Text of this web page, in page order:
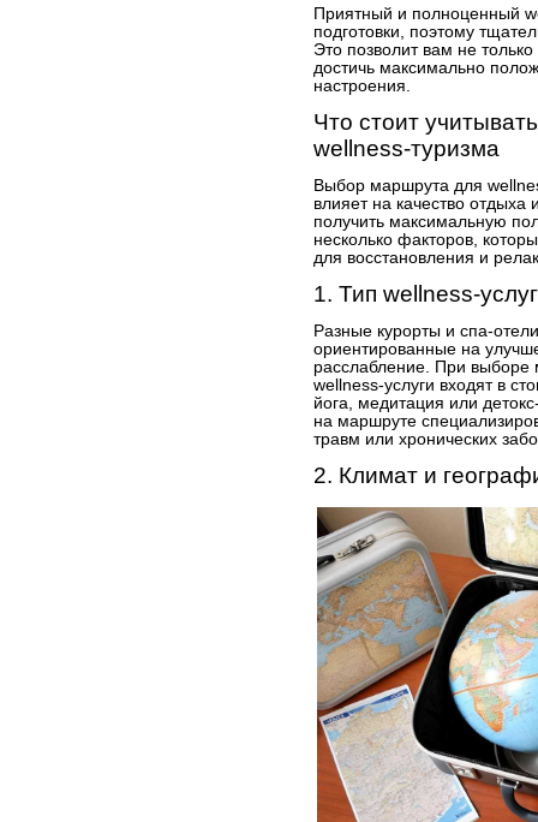
Приятный и полноценный
подготовки, поэтому
Это позволит вам не
достичь максимально
настроения.
Что стоит
wellness-туризма
Выбор маршрута для
влияет на качество отдыха
получить максимальную
несколько факторов,
для восстановления и
1. Тип wellness-
Разные курорты и спа-
ориентированные на
расслабление. При выборе
wellness-услуги входят в
йога, медитация или
на маршруте
травм или хронических
2. Климат и